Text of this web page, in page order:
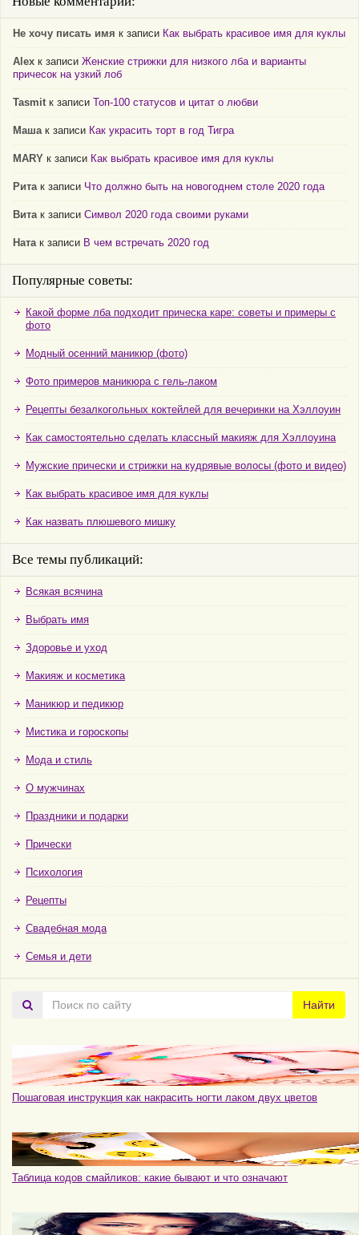
Не хочу писать имя к записи Как выбрать красивое имя для куклы
Alex к записи Женские стрижки для низкого лба и варианты
причесок на узкий лоб
Tasmit к записи Топ-100 статусов и цитат о любви
Машак записи Как украсить торт в год Тигра
MARY к записи Как выбрать красивое имя для куклы
Ритак записи Что должно быть на новогоднем столе 2020 года
Витак записи Символ 2020 года своими руками
Натак записи В чем встречать 2020 год
Популярные советы:
Какой форме лба подходит прическа каре: советы и примеры с
фото
Модный осенний маникюр (фото)
Фото примеров маникюра с гель-лаком
Рецепты безалкогольных коктейлей для вечеринки на Хэллоуин
Как самостоятельно сделать классный макияж для Хэллоуина
Мужские прически и стрижки на кудрявые волосы (фото и видео)
Как выбрать красивое имя для куклы
Как назвать плюшевого мишку
Все темы публикаций:
Всякая всячина
Выбрать имя
Здоровье и уход
Макияж и косметика
Маникюр и педикюр
Мистика и гороскопы
Мода и стиль
О мужчинах
Праздники и подарки
Прически
Психология
Рецепты
Свадебная мода
Семья и дети
Поиск
по
Найти
Пошаговая инструкция как накрасить ногти лаком двух цветов
Таблица кодов смайликов: какие бывают и что означают